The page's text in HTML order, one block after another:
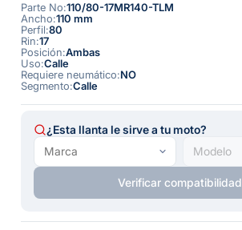
Parte No:110/80-17MR140-TLM
Ancho:110 mm
Perfil:80
Rin:17
Posición:Ambas
Uso:Calle
Requiere neumático:NO
Segmento:Calle
¿Esta llanta le sirve a tu moto?
Verificar compatibilidad